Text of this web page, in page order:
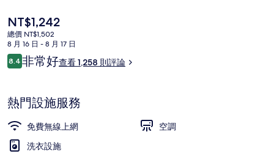
目
前
的
價
格
NT$1,242
總價 NT$1,502
8 月 16 日 - 8 月 17 日
評
論
8.48.4 分，滿分 10 分，
非常好查看 1,258 則評論
熱門設施服務
免費無線上網
空調
洗衣設施